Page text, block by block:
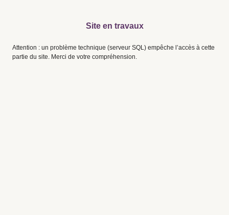
Site en travaux
Attention : un problème technique (serveur SQL) empêche l’accès à cette
partie du site. Merci de votre compréhension.